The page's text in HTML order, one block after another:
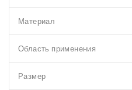
Материал
Область применения
Размер